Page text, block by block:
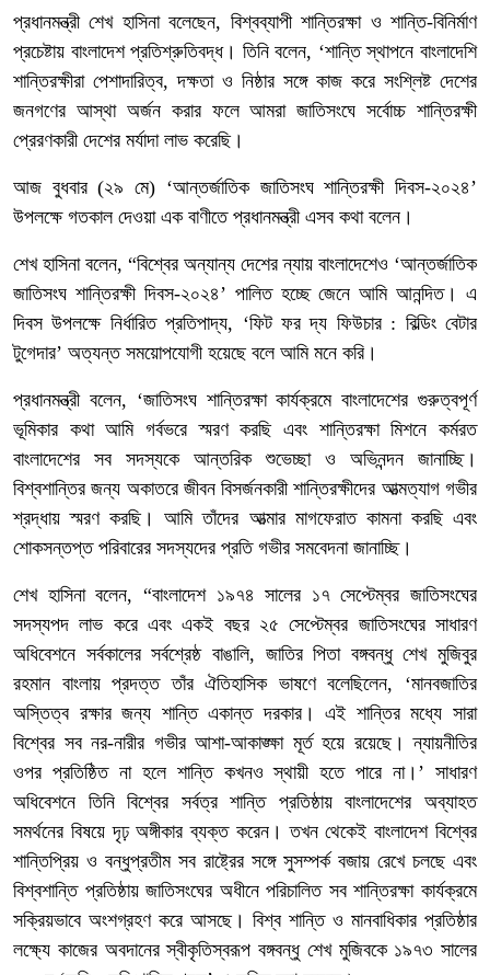
প্রধানমন্ত্রী শেখ হাসিনা বলেছেন, বিশ্বব্যাপী শান্তিরক্ষা ও শান্তি-বিনির্মাণ
প্রচেষ্টায় বাংলাদেশ প্রতিশ্রুতিবদ্ধ। তিনি বলেন, ‘শান্তি স্থাপনে বাংলাদেশি
শান্তিরক্ষীরা পেশাদারিত্ব, দক্ষতা ও নিষ্ঠার সঙ্গে কাজ করে সংশ্লিষ্ট দেশের
জনগণের আস্থা অর্জন করার ফলে আমরা জাতিসংঘে সর্বোচ্চ শান্তিরক্ষী
প্রেরণকারী দেশের মর্যাদা লাভ করেছি।
আজ বুধবার (২৯ মে) ‘আন্তর্জাতিক জাতিসংঘ শান্তিরক্ষী দিবস-২০২৪’
উপলক্ষে গতকাল দেওয়া এক বাণীতে প্রধানমন্ত্রী এসব কথা বলেন।
শেখ হাসিনা বলেন, “বিশ্বের অন্যান্য দেশের ন্যায় বাংলাদেশেও ‘আন্তর্জাতিক
জাতিসংঘ শান্তিরক্ষী দিবস-২০২৪’ পালিত হচ্ছে জেনে আমি আনন্দিত। এ
দিবস উপলক্ষে নির্ধারিত প্রতিপাদ্য, ‘ফিট ফর দ্য ফিউচার : বিল্ডিং বেটার
টুগেদার’ অত্যন্ত সময়োপযোগী হয়েছে বলে আমি মনে করি।
প্রধানমন্ত্রী বলেন, ‘জাতিসংঘ শান্তিরক্ষা কার্যক্রমে বাংলাদেশের গুরুত্বপূর্ণ
ভূমিকার কথা আমি গর্বভরে স্মরণ করছি এবং শান্তিরক্ষা মিশনে কর্মরত
বাংলাদেশের সব সদস্যকে আন্তরিক শুভেচ্ছা ও অভিনন্দন জানাচ্ছি।
বিশ্বশান্তির জন্য অকাতরে জীবন বিসর্জনকারী শান্তিরক্ষীদের আত্মত্যাগ গভীর
শ্রদ্ধায় স্মরণ করছি। আমি তাঁদের আত্মার মাগফেরাত কামনা করছি এবং
শোকসন্তপ্ত পরিবারের সদস্যদের প্রতি গভীর সমবেদনা জানাচ্ছি।
শেখ হাসিনা বলেন, “বাংলাদেশ ১৯৭৪ সালের ১৭ সেপ্টেম্বর জাতিসংঘের
সদস্যপদ লাভ করে এবং একই বছর ২৫ সেপ্টেম্বর জাতিসংঘের সাধারণ
অধিবেশনে সর্বকালের সর্বশ্রেষ্ঠ বাঙালি, জাতির পিতা বঙ্গবন্ধু শেখ মুজিবুর
রহমান বাংলায় প্রদত্ত তাঁর ঐতিহাসিক ভাষণে বলেছিলেন, ‘মানবজাতির
অস্তিত্ব রক্ষার জন্য শান্তি একান্ত দরকার। এই শান্তির মধ্যে সারা
বিশ্বের সব নর-নারীর গভীর আশা-আকাঙ্ক্ষা মূর্ত হয়ে রয়েছে। ন্যায়নীতির
ওপর প্রতিষ্ঠিত না হলে শান্তি কখনও স্থায়ী হতে পারে না।’ সাধারণ
অধিবেশনে তিনি বিশ্বের সর্বত্র শান্তি প্রতিষ্ঠায় বাংলাদেশের অব্যাহত
সমর্থনের বিষয়ে দৃঢ় অঙ্গীকার ব্যক্ত করেন। তখন থেকেই বাংলাদেশ বিশ্বের
শান্তিপ্রিয় ও বন্ধুপ্রতীম সব রাষ্ট্রের সঙ্গে সুসম্পর্ক বজায় রেখে চলছে এবং
বিশ্বশান্তি প্রতিষ্ঠায় জাতিসংঘের অধীনে পরিচালিত সব শান্তিরক্ষা কার্যক্রমে
সক্রিয়ভাবে অংশগ্রহণ করে আসছে। বিশ্ব শান্তি ও মানবাধিকার প্রতিষ্ঠার
লক্ষ্যে কাজের অবদানের স্বীকৃতিস্বরূপ বঙ্গবন্ধু শেখ মুজিবকে ১৯৭৩ সালের